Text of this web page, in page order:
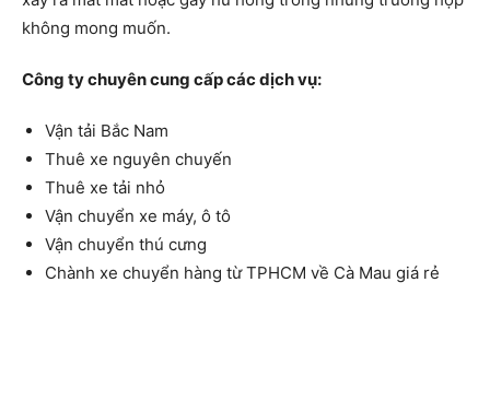
không mong muốn.
Công ty chuyên cung cấp các dịch vụ:
Vận tải Bắc Nam
Thuê xe nguyên chuyến
Thuê xe tải nhỏ
Vận chuyển xe máy, ô tô
Vận chuyển thú cưng
Chành xe chuyển hàng từ TPHCM về Cà Mau giá rẻ